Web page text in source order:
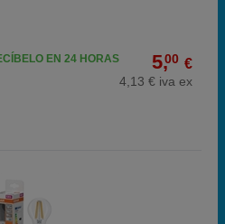
5,00 €
4,13 € iva ex
EN 24 HORAS